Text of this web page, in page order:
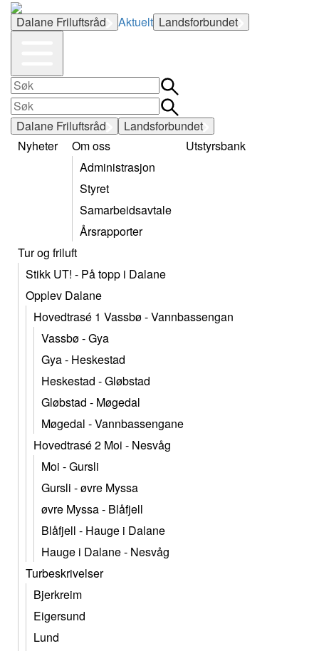
Dalane Friluftsråd Aktuelt Landsforbundet
Dalane Friluftsråd
Landsforbundet
Nyheter
Om oss
Administrasjon
Styret
Samarbeidsavtale
Årsrapporter
Utstyrsbank
Tur og friluft
Stikk UT! - På topp i Dalane
Opplev Dalane
Hovedtrasé 1 Vassbø - Vannbassengan
Vassbø - Gya
Gya - Heskestad
Heskestad - Gløbstad
Gløbstad - Møgedal
Møgedal - Vannbassengane
Hovedtrasé 2 Moi - Nesvåg
Moi - Gursli
Gursli - øvre Myssa
øvre Myssa - Blåfjell
Blåfjell - Hauge i Dalane
Hauge i Dalane - Nesvåg
Turbeskrivelser
Bjerkreim
Eigersund
Lund